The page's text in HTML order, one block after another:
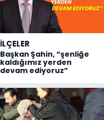
İLÇELER
Başkan Şahin, “şenliğe
kaldığımız yerden
devam ediyoruz”